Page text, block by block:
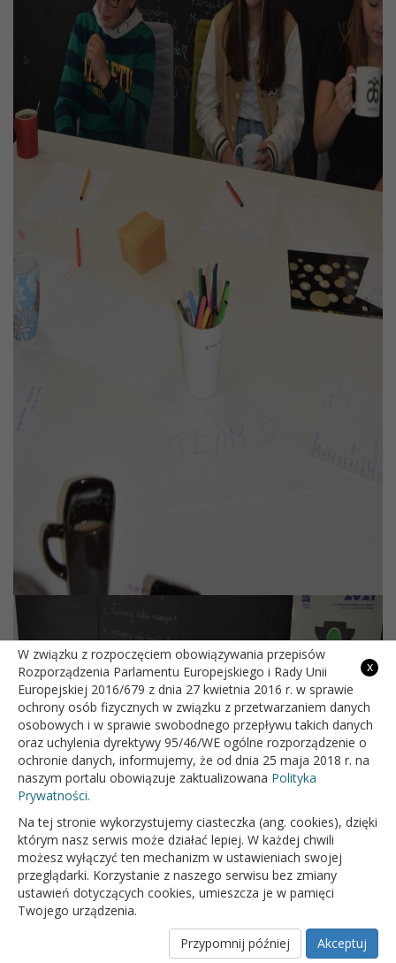
x
W związku z rozpoczęciem obowiązywania przepisów
Rozporządzenia Parlamentu Europejskiego i Rady Unii
Europejskiej 2016/679 z dnia 27 kwietnia 2016 r. w sprawie
ochrony osób fizycznych w związku z przetwarzaniem danych
osobowych i w sprawie swobodnego przepływu takich danych
oraz uchylenia dyrektywy 95/46/WE ogólne rozporządzenie o
ochronie danych, informujemy, że od dnia 25 maja 2018 r. na
naszym portalu obowiązuje zaktualizowana Polityka
Prywatności.
Na tej stronie wykorzystujemy ciasteczka (ang. cookies), dzięki
którym nasz serwis może działać lepiej. W każdej chwili
możesz wyłączyć ten mechanizm w ustawieniach swojej
przeglądarki. Korzystanie z naszego serwisu bez zmiany
ustawień dotyczących cookies, umieszcza je w pamięci
Twojego urządzenia.
Akceptuj
Przypomnij później